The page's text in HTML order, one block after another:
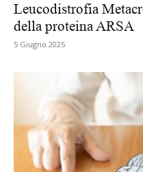
Leucodistrofia
della proteina ARSA
5 Giugno 2025